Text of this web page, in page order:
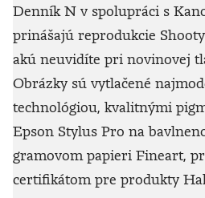
Denník N v spolupráci s
prinášajú reprodukcie
akú neuvidíte pri novinovej
Obrázky sú vytlačené
technológiou, kvalitnými
Epson Stylus Pro na
gramovom papieri Fineart,
certifikátom pre produkty